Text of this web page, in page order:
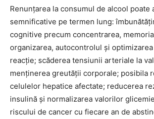
Renunțarea la consumul de alcool poate
semnificative pe termen lung:
cognitive precum concentrarea,
organizarea, autocontrolul și
reacție; scăderea tensiunii arteriale la
menținerea greutății corporale; posibila
celulelor hepatice afectate; reducerea
insulină și normalizarea valorilor
riscului de cancer cu fiecare an de